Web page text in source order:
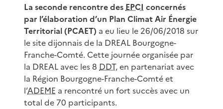
La seconde rencontre des EPCI concernés
par l’élaboration d’un Plan Climat Air Énergie
Territorial (PCAET) a eu lieu le 26/06/2018 sur
le site dijonnais de la DREAL Bourgogne-
Franche-Comté. Cette journée organisée par
la DREAL avec les 8 DDT, en partenariat avec
la Région Bourgogne-Franche-Comté et
l’ADEME a rencontré un fort succès avec un
total de 70 participants.